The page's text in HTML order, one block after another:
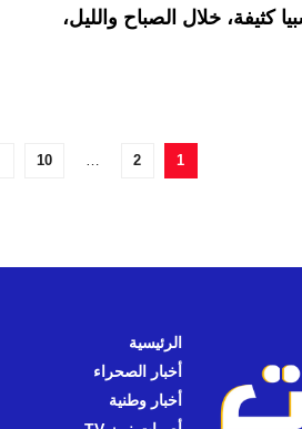
خلال الصباح والليل،
1
2
10
الرئيسية
أخبار الصحراء
أخبار وطنية